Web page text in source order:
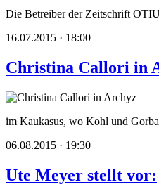
Die Betreiber der Zeitschrift
16.07.2015 · 18:00
Christina Callori in
im Kaukasus, wo Kohl und
06.08.2015 · 19:30
Ute Meyer stellt vor: